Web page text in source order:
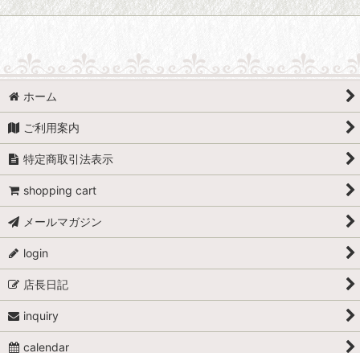
ホーム
ご利用案内
特定商取引法表示
shopping cart
メールマガジン
login
店長日記
inquiry
calendar